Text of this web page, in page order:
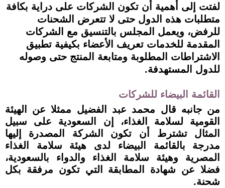
لفتت إلى أهمية أن تكون الشركات على دراية بكافة
متطلبات هذه الدول حتى لا تتعرض الشحنات
للرفض، ويعمل المجلس بالتنسيق مع الشركات
المقدمة للخدمات تعريف الأعضاء بكيفية تطبيق
الاشتراطات المطلوبة ومتابعة المنتج حتى وصوله
للدول المستهدفة.
القائمة البيضاء للشركات
من جانبه قال محمد عبد الفضيل ممثلا عن الهيئة
القومية لسلامة الغذاء، إن السعودية على سبيل
المثال تشترط أن تكون الشركة المصدرة إليها
مدرجة بالقائمة البيضاء لدى هيئة سلامة الغذاء
المصرية وهيئة سلامة الغذاء والدواء بالسعودية،
فضلا عن شهادة المطابقة التي تكون مرفقة بكل
شحنة.